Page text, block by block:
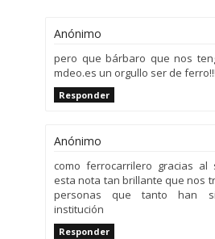
Anónimo
pero que bárbaro que nos
mdeo.es un orgullo ser de
Responder
Anónimo
como ferrocarrilero gracias
esta nota tan brillante que nos
personas que tanto han
institución
Responder